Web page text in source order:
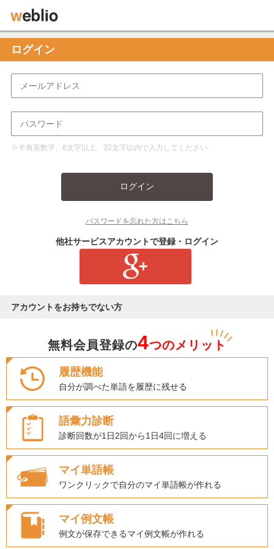
ログイン
※半角英数字、6文字以上、32文字以内で入力してください
ログイン
パスワードを忘れた方はこちら
他社サービスアカウントで登録・ログイン
アカウントをお持ちでない方
無料会員登録の4つのメリット
履歴機能
自分が調べた単語を履歴に残せる
語彙力診断
診断回数が1日2回から1日4回に増える
マイ単語帳
ワンクリックで自分のマイ単語帳が作れる
マイ例文帳
例文が保存できるマイ例文帳が作れる